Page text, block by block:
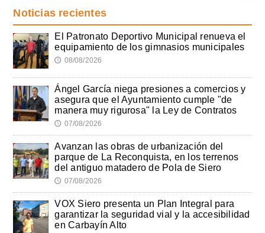
Noticias recientes
El Patronato Deportivo Municipal renueva el
equipamiento de los gimnasios municipales
🕔 08/08/2026
Ángel García niega presiones a comercios y
asegura que el Ayuntamiento cumple "de
manera muy rigurosa" la Ley de Contratos
🕔 07/08/2026
Avanzan las obras de urbanización del
parque de La Reconquista, en los terrenos
del antiguo matadero de Pola de Siero
🕔 07/08/2026
VOX Siero presenta un Plan Integral para
garantizar la seguridad vial y la accesibilidad
en Carbayín Alto